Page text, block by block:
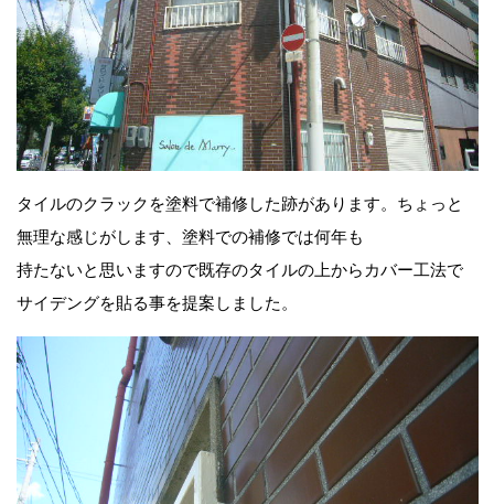
タイルのクラックを塗料で補修した跡があります。ちょっと
無理な感じがします、塗料での補修では何年も
持たないと思いますので既存のタイルの上からカバー工法で
サイデングを貼る事を提案しました。